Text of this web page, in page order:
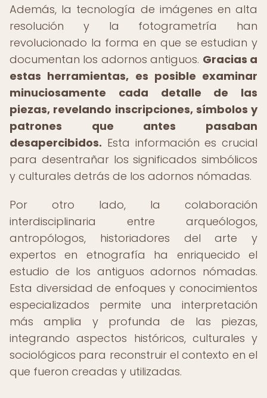
Además, la tecnología de imágenes en alta
resolución y la fotogrametría han
revolucionado la forma en que se estudian y
documentan los adornos antiguos. Gracias a
estas herramientas, es posible examinar
minuciosamente cada detalle de las
piezas, revelando inscripciones, símbolos y
patrones que antes pasaban
desapercibidos. Esta información es crucial
para desentrañar los significados simbólicos
y culturales detrás de los adornos nómadas.
Por otro lado, la colaboración
interdisciplinaria entre arqueólogos,
antropólogos, historiadores del arte y
expertos en etnografía ha enriquecido el
estudio de los antiguos adornos nómadas.
Esta diversidad de enfoques y conocimientos
especializados permite una interpretación
más amplia y profunda de las piezas,
integrando aspectos históricos, culturales y
sociológicos para reconstruir el contexto en el
que fueron creadas y utilizadas.